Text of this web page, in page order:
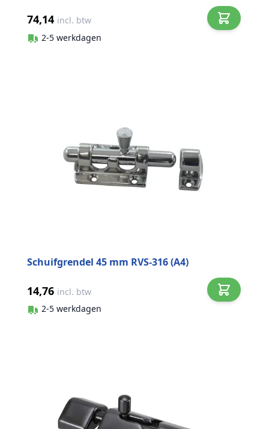
74,14 incl. btw
2-5 werkdagen
Schuifgrendel 45 mm RVS-316 (A4)
14,76 incl. btw
2-5 werkdagen